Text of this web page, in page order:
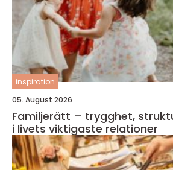
inspiration
05. August 2026
Familjerätt – trygghet,
i livets viktigaste relationer